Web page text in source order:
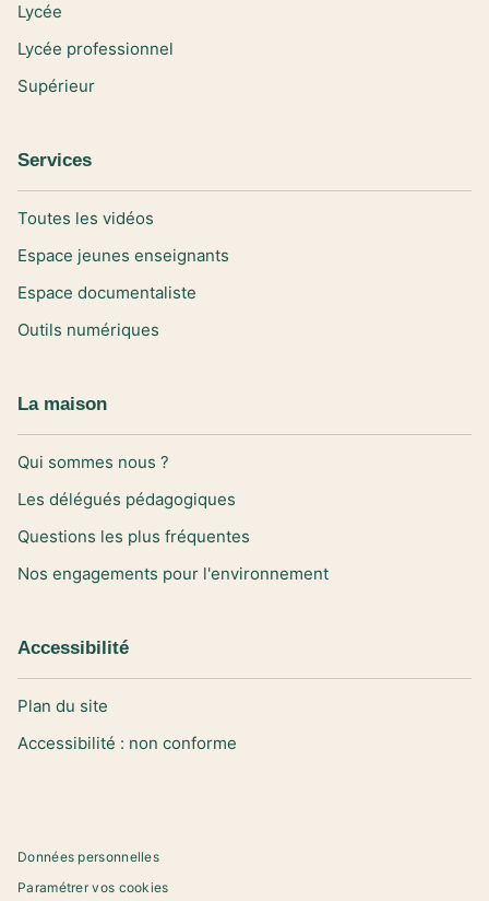
Lycée
Lycée professionnel
Supérieur
Services
Toutes les vidéos
Espace jeunes enseignants
Espace documentaliste
Outils numériques
La maison
Qui sommes nous ?
Les délégués pédagogiques
Questions les plus fréquentes
Nos engagements pour l'environnement
Accessibilité
Plan du site
Accessibilité : non conforme
Données personnelles
Paramétrer vos cookies